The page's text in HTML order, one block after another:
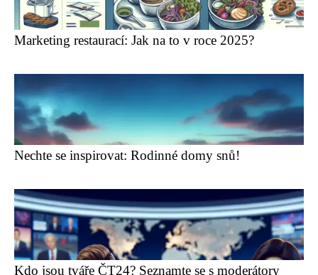
Marketing restaurací: Jak na to v roce 2025?
Nechte se inspirovat: Rodinné domy snů!
Kdo jsou tváře ČT24? Seznamte se s moderátory